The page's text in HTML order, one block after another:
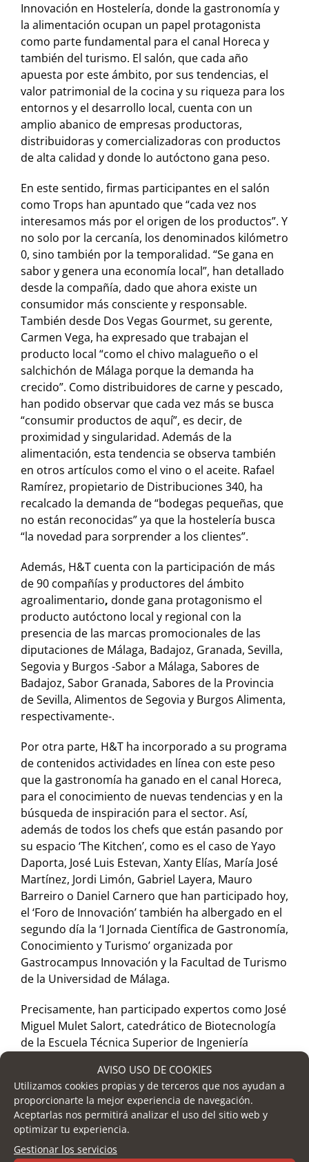
AVISO USO DE COOKIES
Utilizamos cookies propias y de terceros que nos ayudan a
proporcionarte la mejor experiencia de navegación.
Aceptarlas nos permitirá analizar el uso del sitio web y
optimizar tu experiencia.
Gestionar los servicios
Innovación en Hostelería, donde la gastronomía y
la alimentación ocupan un papel protagonista
como parte fundamental para el canal Horeca y
también del turismo. El salón, que cada año
apuesta por este ámbito, por sus tendencias, el
valor patrimonial de la cocina y su riqueza para los
entornos y el desarrollo local, cuenta con un
amplio abanico de empresas productoras,
distribuidoras y comercializadoras con productos
de alta calidad y donde lo autóctono gana peso.
En este sentido, firmas participantes en el salón
como Trops han apuntado que “cada vez nos
interesamos más por el origen de los productos”. Y
no solo por la cercanía, los denominados kilómetro
0, sino también por la temporalidad. “Se gana en
sabor y genera una economía local”, han detallado
desde la compañía, dado que ahora existe un
consumidor más consciente y responsable.
También desde Dos Vegas Gourmet, su gerente,
Carmen Vega, ha expresado que trabajan el
producto local “como el chivo malagueño o el
salchichón de Málaga porque la demanda ha
crecido”. Como distribuidores de carne y pescado,
han podido observar que cada vez más se busca
“consumir productos de aquí”, es decir, de
proximidad y singularidad. Además de la
alimentación, esta tendencia se observa también
en otros artículos como el vino o el aceite. Rafael
Ramírez, propietario de Distribuciones 340, ha
recalcado la demanda de “bodegas pequeñas, que
no están reconocidas” ya que la hostelería busca
“la novedad para sorprender a los clientes”.
Además, H&T cuenta con la participación de más
de 90 compañías y productores del ámbito
agroalimentario, donde gana protagonismo el
producto autóctono local y regional con la
presencia de las marcas promocionales de las
diputaciones de Málaga, Badajoz, Granada, Sevilla,
Segovia y Burgos -Sabor a Málaga, Sabores de
Badajoz, Sabor Granada, Sabores de la Provincia
de Sevilla, Alimentos de Segovia y Burgos Alimenta,
respectivamente-.
Por otra parte, H&T ha incorporado a su programa
de contenidos actividades en línea con este peso
que la gastronomía ha ganado en el canal Horeca,
para el conocimiento de nuevas tendencias y en la
búsqueda de inspiración para el sector. Así,
además de todos los chefs que están pasando por
su espacio ‘The Kitchen’, como es el caso de Yayo
Daporta, José Luis Estevan, Xanty Elías, María José
Martínez, Jordi Limón, Gabriel Layera, Mauro
Barreiro o Daniel Carnero que han participado hoy,
el ‘Foro de Innovación’ también ha albergado en el
segundo día la ‘I Jornada Científica de Gastronomía,
Conocimiento y Turismo’ organizada por
Gastrocampus Innovación y la Facultad de Turismo
de la Universidad de Málaga.
Precisamente, han participado expertos como José
Miguel Mulet Salort, catedrático de Biotecnología
de la Escuela Técnica Superior de Ingeniería
Politécnica de Valencia, hablando sobre
alimentación y salud en hostelería y el turismo.
También ha destacado la presencia de Yvonne
Colomer, doctora europea en Sistemas de
Organización Industrial por el Institut National
Polytechnique de Lorraine, Nancy (Francia),